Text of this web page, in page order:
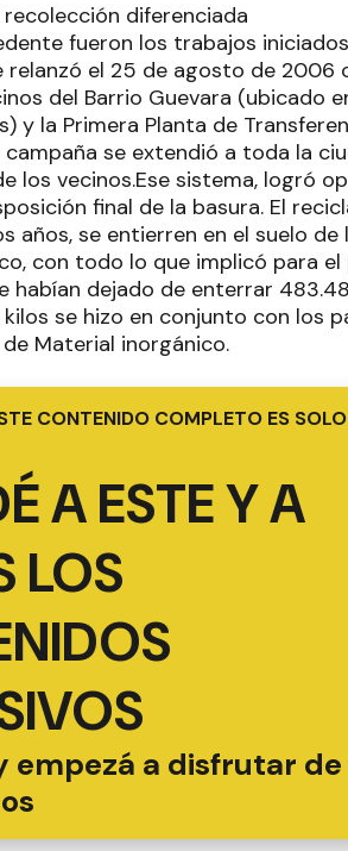
diferenciada
fueron los trabajos
el 25 de agosto de 2006
del Barrio Guevara (ubicado
y la Primera Planta de
se extendió a toda la
los vecinos.Ese sistema, logró
final de la basura. El
años, se entierren en el suelo
con todo lo que implicó para
habían dejado de enterrar
kilos se hizo en conjunto con los
Material inorgánico.
CONTENIDO COMPLETO ES
A ESTE Y A
LOS
empezá a disfrutar